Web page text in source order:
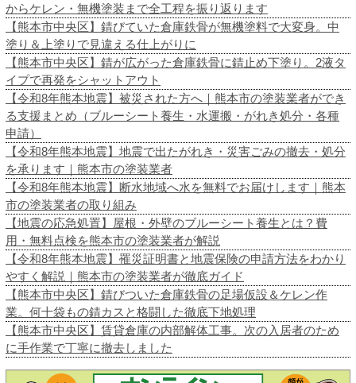
からケレン・無機塗装まで全工程を振り返ります
【熊本市中央区】錆びていた倉庫鉄骨が無機塗料で大変身。中
塗り＆上塗りで見違える仕上がりに
【熊本市中央区】錆が広がった倉庫鉄骨に錆止め下塗り。2液タ
イプで再発をシャットアウト
【令和8年熊本地震】被災された方へ｜熊本市の塗装業者ができ
る支援まとめ（ブルーシート養生・水運搬・がれき処分・各種
申請）
【令和8年熊本地震】地震で出たがれき・災害ごみの撤去・処分
を承ります｜熊本市の塗装業者
【令和8年熊本地震】断水地域へ水を無料でお届けします｜熊本
市の塗装業者の取り組み
【地震の応急処置】屋根・外壁のブルーシート養生とは？費
用・無料点検を熊本市の塗装業者が解説
【令和8年熊本地震】罹災証明書と地震保険の申請方法をわかり
やすく解説｜熊本市の塗装業者が徹底ガイド
【熊本市中央区】錆びついた倉庫鉄骨の足場仮設＆ケレン作
業。何十袋もの錆カスと格闘した徹底下地処理
【熊本市中央区】賃貸倉庫の内部解体工事。次の入居者のため
に手作業で丁寧に撤去しました